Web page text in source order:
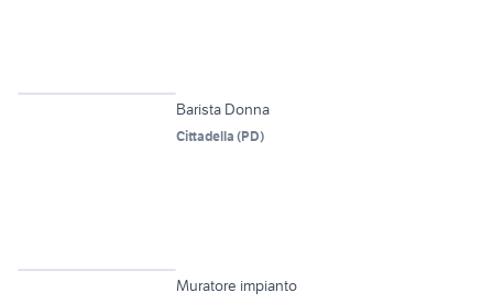
Barista Donna
Cittadella (PD)
Muratore impianto